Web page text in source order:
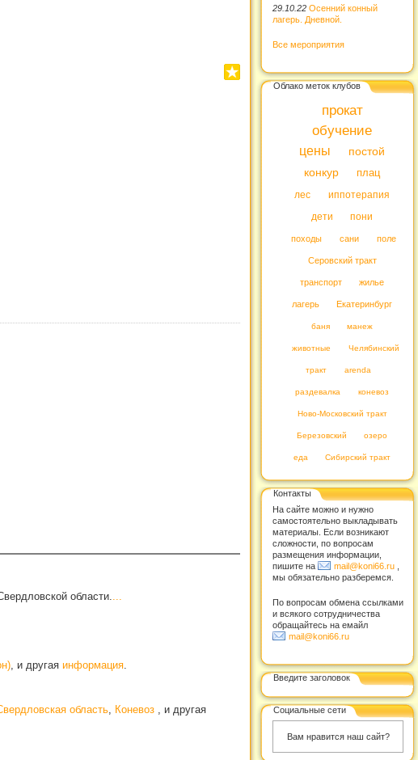
области....
, и другая информация.
область, Коневоз , и другая
29.10.22 Осенний конный
лагерь. Дневной.
Все мероприятия
Облако меток клубов
прокат
обучение
цены
постой
конкур
плац
лес
иппотерапия
дети
пони
походы сани поле
Серовский тракт
транспорт жилье
лагерь Екатеринбург
баня манеж
животные Челябинский
тракт arenda
раздевалка коневоз
Ново-Московский тракт
Березовский озеро
еда Сибирский тракт
Контакты
На сайте можно и нужно
самостоятельно выкладывать
материалы. Если возникают
сложности, по вопросам
размещения информации,
пишите на
mail@koni66.ru
мы обязательно разберемся.
По вопросам обмена ссылками
и всякого сотрудничества
обращайтесь на емайл
mail@koni66.ru
Введите заголовок
Социальные сети
Вам нравится наш сайт?